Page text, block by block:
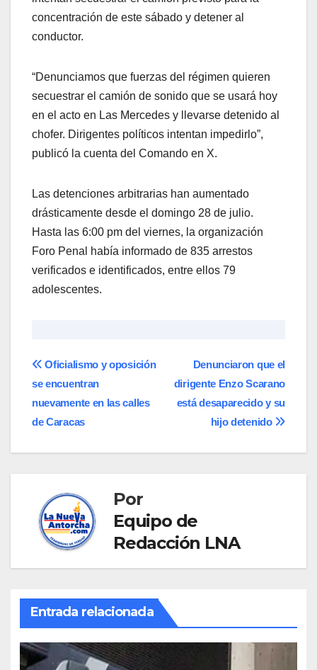
concentración de este sábado y detener al
conductor.
“Denunciamos que fuerzas del régimen quieren
secuestrar el camión de sonido que se usará hoy
en el acto en Las Mercedes y llevarse detenido al
chofer. Dirigentes políticos intentan impedirlo”,
publicó la cuenta del Comando en X.
Las detenciones arbitrarias han aumentado
drásticamente desde el domingo 28 de julio.
Hasta las 6:00 pm del viernes, la organización
Foro Penal había informado de 835 arrestos
verificados e identificados, entre ellos 79
adolescentes.
Navegación
de
entradas
Denunciaron que el
dirigente Enzo Scarano
está desaparecido y su
hijo detenido
Oficialismo y oposición
se encuentran
nuevamente en las calles
de Caracas
Por
Equipo de
Redacción LNA
Entrada relacionada